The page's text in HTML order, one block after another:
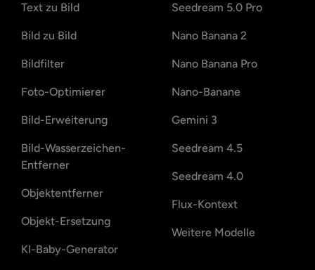
Text zu Bild
Bild zu Bild
Bildfilter
Foto-Optimierer
Bild-Erweiterung
Bild-Wasserzeichen-
Entferner
Objektentferner
Objekt-Ersetzung
KI-Baby-Generator
Seedream 5.0 Pro
Nano Banana 2
Nano Banana Pro
Nano-Banane
Gemini 3
Seedream 4.5
Seedream 4.0
Flux-Kontext
Weitere Modelle